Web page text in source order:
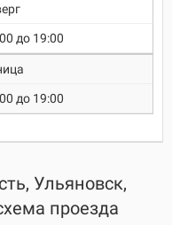
до 19:00
до 19:00
Ульяновск,
проезда